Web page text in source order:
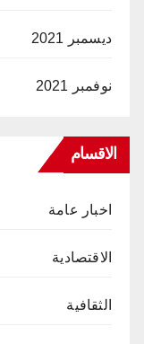
ديسمبر 2021
نوفمبر 2021
الاقسام
اخبار عامة
الاقتصادية
الثقافية